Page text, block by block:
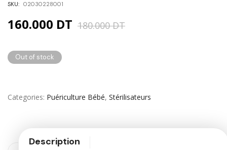
SKU: 02030228001
180.000DT
160.000 DT
Out of stock
Categories Puériculture Bébé, Stérilisateurs
Description